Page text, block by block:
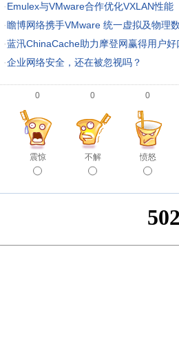
·Emulex与VMware合作优化VXLAN性能
·瞻博网络携手VMware 统一虚拟及物理
·蓝汛ChinaCache助力摩登网赢得用户好
·企业网络安全，还在被忽视吗？
0
震惊
0
不解
0
愤怒